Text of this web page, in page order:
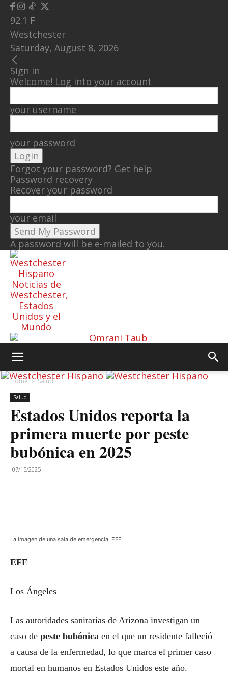
92.1 F
Westchester
Saturday, August 8, 2026
Sign in
Welcome! Log into your account
your username
your password
Forgot your password? Get help
Password recovery
Recover your password
your email
A password will be e-mailed to you.
Noticias de
Westchester,
Estados
Unidos y el
Mundo
Home Salud
Salud
Estados Unidos reporta la
primera muerte por peste
bubónica en 2025
07/15/2025
La imagen de una sala de emergencia. EFE
EFE
Los Ángeles
Las autoridades sanitarias de Arizona investigan un
caso de peste bubónica en el que un residente falleció
a causa de la enfermedad, lo que marca el primer caso
mortal en humanos en Estados Unidos este año.